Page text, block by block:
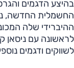
בהיצע הדגמים
החשמלית החדשה,
לראשונה עם ניסאן
לשווקים ודגמים